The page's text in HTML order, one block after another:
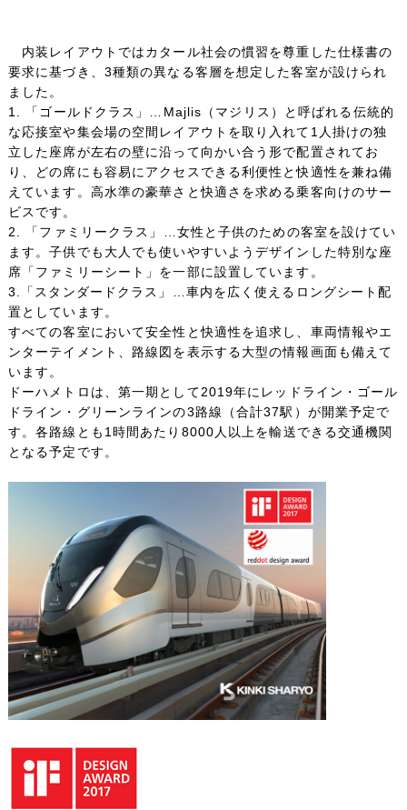
内装レイアウトではカタール社会の慣習を尊重した仕様書の
要求に基づき、3種類の異なる客層を想定した客室が設けられ
ました。
1. 「ゴールドクラス」…Majlis（マジリス）と呼ばれる伝統的
な応接室や集会場の空間レイアウトを取り入れて1人掛けの独
立した座席が左右の壁に沿って向かい合う形で配置されてお
り、どの席にも容易にアクセスできる利便性と快適性を兼ね備
えています。高水準の豪華さと快適さを求める乗客向けのサー
ビスです。
2. 「ファミリークラス」…女性と子供のための客室を設けてい
ます。子供でも大人でも使いやすいようデザインした特別な座
席「ファミリーシート」を一部に設置しています。
3.「スタンダードクラス」…車内を広く使えるロングシート配
置としています。
すべての客室において安全性と快適性を追求し、車両情報やエ
ンターテイメント、路線図を表示する大型の情報画面も備えて
います。
ドーハメトロは、第一期として2019年にレッドライン・ゴール
ドライン・グリーンラインの3路線（合計37駅）が開業予定で
す。各路線とも1時間あたり8000人以上を輸送できる交通機関
となる予定です。